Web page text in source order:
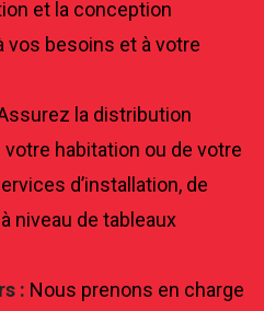
et la conception
vos besoins et à votre
la distribution
habitation ou de votre
d’installation, de
niveau de tableaux
: Nous prenons en charge